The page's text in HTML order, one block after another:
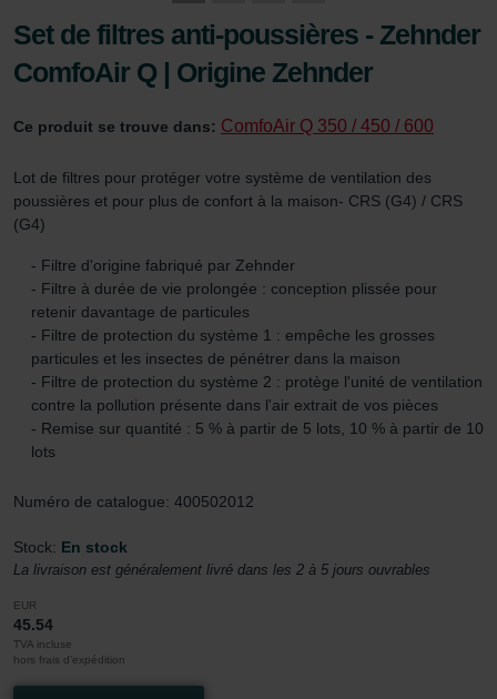
Set de filtres anti-poussières - Zehnder
ComfoAir Q | Origine Zehnder
Ce produit se trouve dans: ComfoAir Q 350 / 450 / 600
Lot de filtres pour protéger votre système de ventilation des
poussières et pour plus de confort à la maison- CRS (G4) / CRS
(G4)
- Filtre d'origine fabriqué par Zehnder
- Filtre à durée de vie prolongée : conception plissée pour
retenir davantage de particules
- Filtre de protection du système 1 : empêche les grosses
particules et les insectes de pénétrer dans la maison
- Filtre de protection du système 2 : protège l'unité de ventilation
contre la pollution présente dans l'air extrait de vos pièces
- Remise sur quantité : 5 % à partir de 5 lots, 10 % à partir de 10
lots
Numéro de catalogue: 400502012
Stock: En stock
La livraison est généralement livré dans les 2 à 5 jours ouvrables
EUR
45.54
TVA incluse
hors frais d’expédition